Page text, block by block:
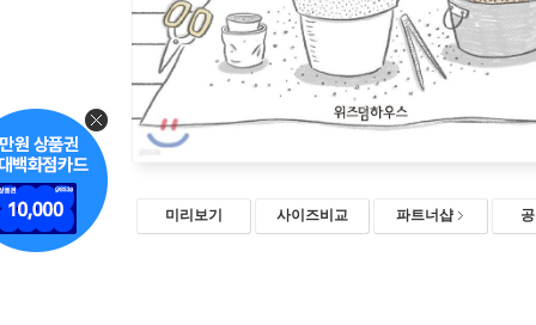
미리보기 사이즈비교 파트너샵